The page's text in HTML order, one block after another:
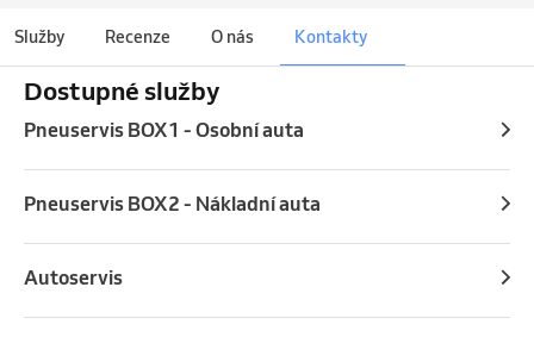
Služby Recenze O nás Kontakty
Dostupné služby
Pneuservis BOX1 - Osobní auta
Pneuservis BOX2 - Nákladní auta
Autoservis